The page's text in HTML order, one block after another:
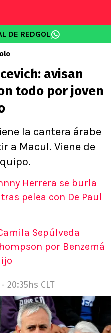
DE REDGOL
avisan
todo por joven
la cantera árabe
a Macul. Viene de
Herrera se burla
pelea con De Paul
Sepúlveda
por Benzemá
20:35hs CLT